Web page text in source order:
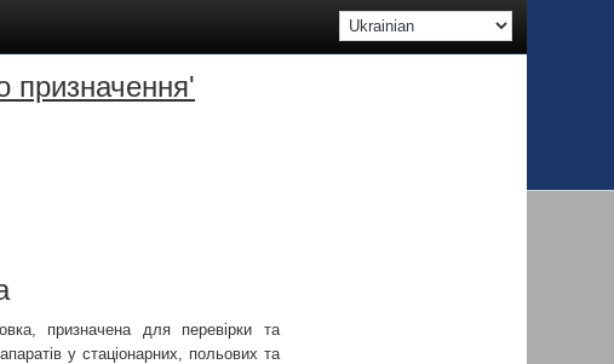
призначення'
призначена для перевірки та
у стаціонарних, польових та